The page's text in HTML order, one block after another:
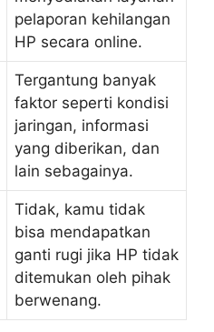
pelaporan kehilangan
HP secara online.
Tergantung banyak
faktor seperti kondisi
jaringan, informasi
yang diberikan, dan
lain sebagainya.
Tidak, kamu tidak
bisa mendapatkan
ganti rugi jika HP tidak
ditemukan oleh pihak
berwenang.